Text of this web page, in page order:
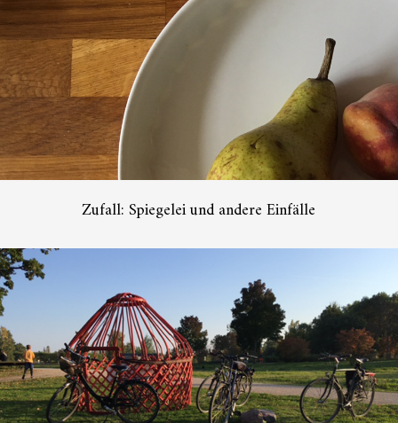
Zufall: Spiegelei und andere Einfälle